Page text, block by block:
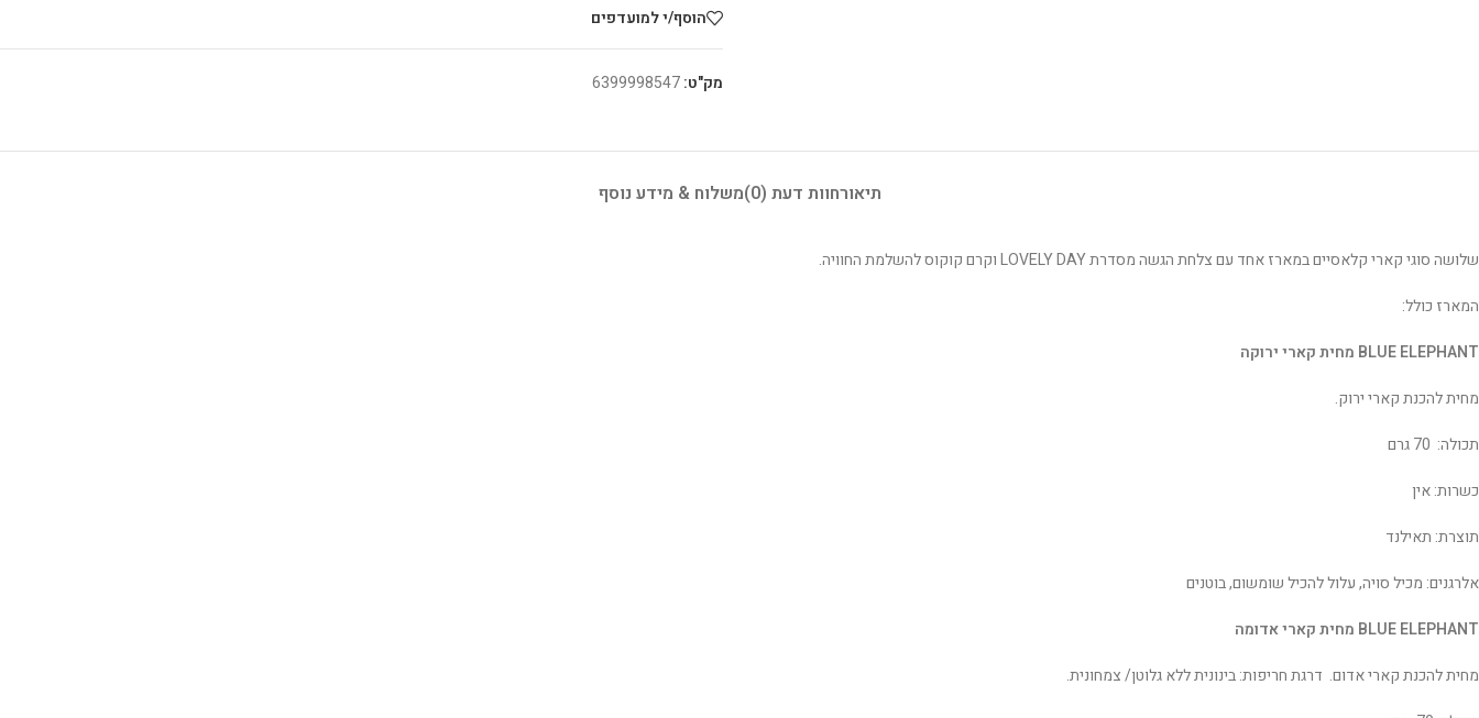
הוסף/י למועדפים
מק"ט:6399998547
תיאורחוות דעת (0) משלוח & מידע נוסף
שלושה סוגי קארי קלאסיים במארז אחד עם צלחת הגשה מסדרת LOVELY DAY וקרם קוקוס להשלמת החוויה.
המארז כולל:
BLUE ELEPHANT מחית קארי ירוקה
מחית להכנת קארי ירוק.
תכולה: 70 גרם
כשרות: אין
תוצרת: תאילנד
אלרגנים: מכיל סויה, עלול להכיל שומשום, בוטנים
BLUE ELEPHANT מחית קארי אדומה
מחית להכנת קארי אדום. דרגת חריפות: בינונית ללא גלוטן/ צמחונית.